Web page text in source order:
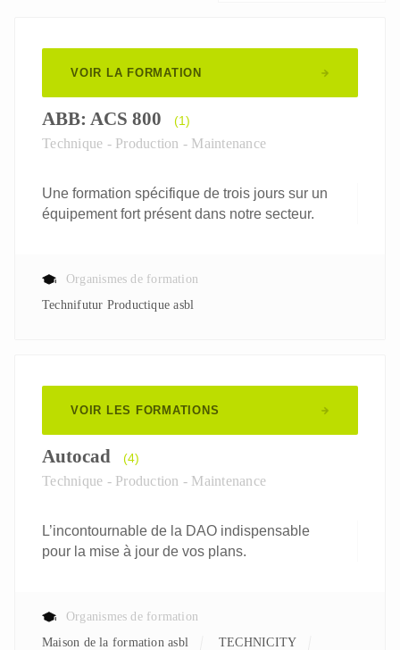
VOIR LA FORMATION
ABB: ACS 800 (1)
Technique - Production - Maintenance
Une formation spécifique de trois jours sur un
équipement fort présent dans notre secteur.
Organismes de formation
Technifutur Productique asbl
VOIR LES FORMATIONS
Autocad (4)
Technique - Production - Maintenance
L’incontournable de la DAO indispensable
pour la mise à jour de vos plans.
Organismes de formation
Maison de la formation asbl
TECHNICITY